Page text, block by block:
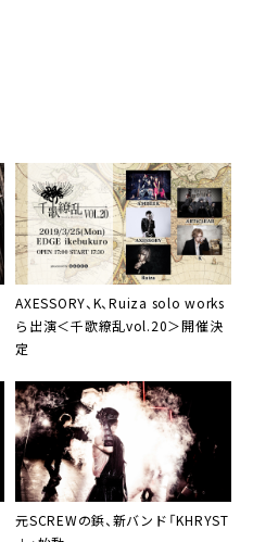
AXESSORY、K、Ruiza solo works
ら出演＜千歌繚乱vol.20＞開催決
定
元SCREWの鋲、新バンド「KHRYST